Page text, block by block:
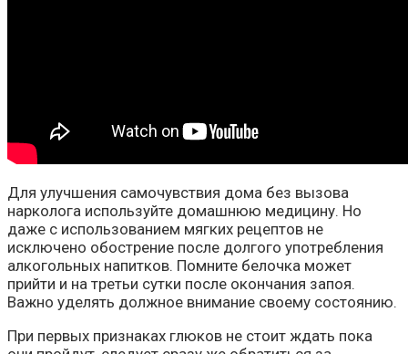
Для улучшения самочувствия дома без вызова
нарколога используйте домашнюю медицину. Но
даже с использованием мягких рецептов не
исключено обострение после долгого употребления
алкогольных напитков. Помните белочка может
прийти и на третьи сутки после окончания запоя.
Важно уделять должное внимание своему состоянию.
При первых признаках глюков не стоит ждать пока